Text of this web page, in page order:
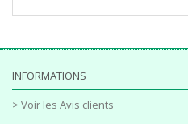
INFORMATIONS
> Voir les Avis clients